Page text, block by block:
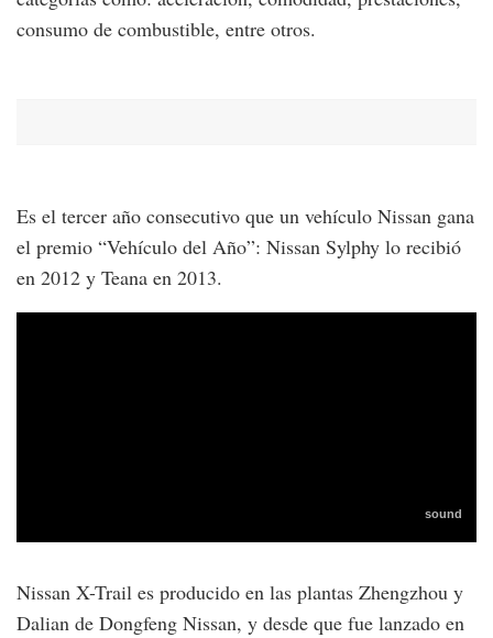
consumo de combustible, entre otros.
Es el tercer año consecutivo que un vehículo Nissan gana
el premio “Vehículo del Año”: Nissan Sylphy lo recibió
en 2012 y Teana en 2013.
Nissan X-Trail es producido en las plantas Zhengzhou y
Dalian de Dongfeng Nissan, y desde que fue lanzado en